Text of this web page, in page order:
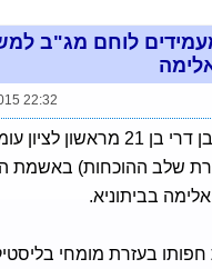
לוחם מג"ב
22:32
"לוחם מג"ב בשם בן דרי בן 21
שלב ההוכחות) באשמת
חפותו בעזרת מומחי